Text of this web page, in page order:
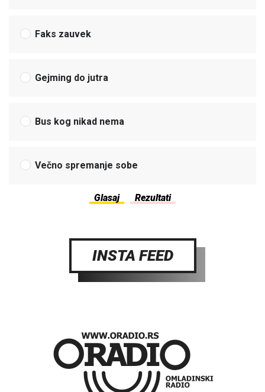
Faks zauvek
Gejming do jutra
Bus kog nikad nema
Večno spremanje sobe
INSTA FEED